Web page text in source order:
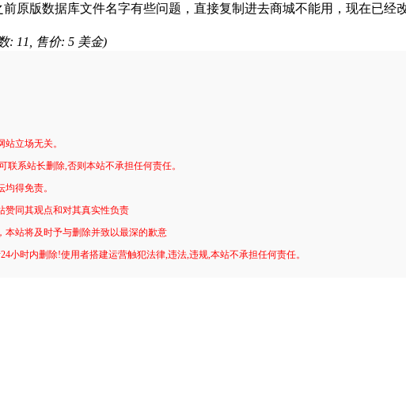
原版数据库文件名字有些问题，直接复制进去商城不能用，现在已
: 11, 售价: 5 美金)
立场无关。
系站长删除,否则本站不承担任何责任。
得免责。
赞同其观点和对其真实性负责
本站将及时予与删除并致以最深的歉意
小时内删除!使用者搭建运营触犯法律,违法,违规,本站不承担任何责任。